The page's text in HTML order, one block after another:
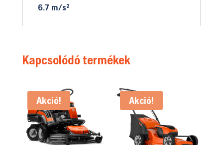
6.7 m/s²
Kapcsolódó termékek
Akció! Akció!